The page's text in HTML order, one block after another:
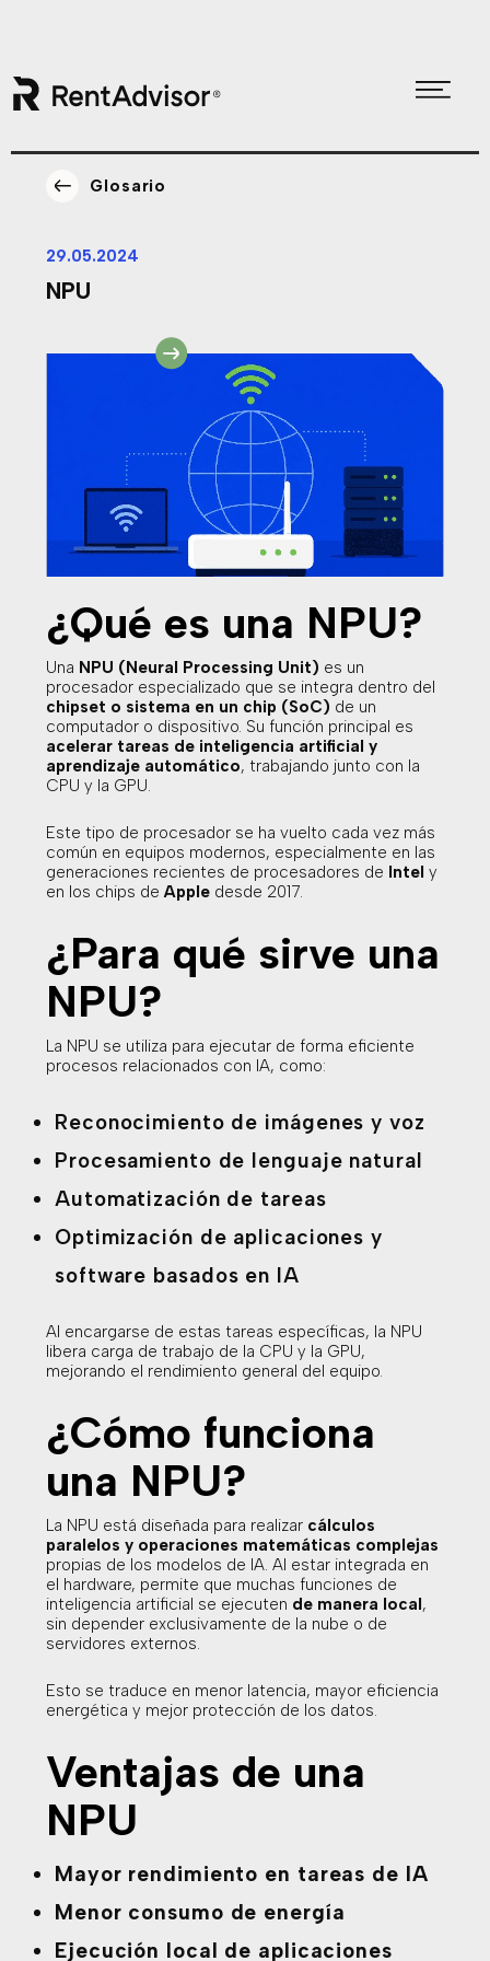
Glosario
29.05.2024
NPU
¿Qué es una NPU?
Una NPU (Neural Processing Unit) es un
procesador especializado que se integra dentro del
chipset o sistema en un chip (SoC) de un
computador o dispositivo. Su función principal es
acelerar tareas de inteligencia artificial y
aprendizaje automático, trabajando junto con la
CPU y la GPU.
Este tipo de procesador se ha vuelto cada vez más
común en equipos modernos, especialmente en las
generaciones recientes de procesadores de Intel y
en los chips deApple desde 2017.
¿Para qué sirve una
NPU?
La NPU se utiliza para ejecutar de forma eficiente
procesos relacionados con IA, como:
Reconocimiento de imágenes y voz
Procesamiento de lenguaje natural
Automatización de tareas
Optimización de aplicaciones y
software basados en IA
Al encargarse de estas tareas específicas, la NPU
libera carga de trabajo de la CPU y la GPU,
mejorando el rendimiento general del equipo.
¿Cómo funciona
una NPU?
La NPU está diseñada para realizar cálculos
paralelos y operaciones matemáticas complejas
propias de los modelos de IA. Al estar integrada en
el hardware, permite que muchas funciones de
inteligencia artificial se ejecuten de manera local,
sin depender exclusivamente de la nube o de
servidores externos.
Esto se traduce en menor latencia, mayor eficiencia
energética y mejor protección de los datos.
Ventajas de una
NPU
Mayor rendimiento en tareas de IA
Menor consumo de energía
Ejecución local de aplicaciones